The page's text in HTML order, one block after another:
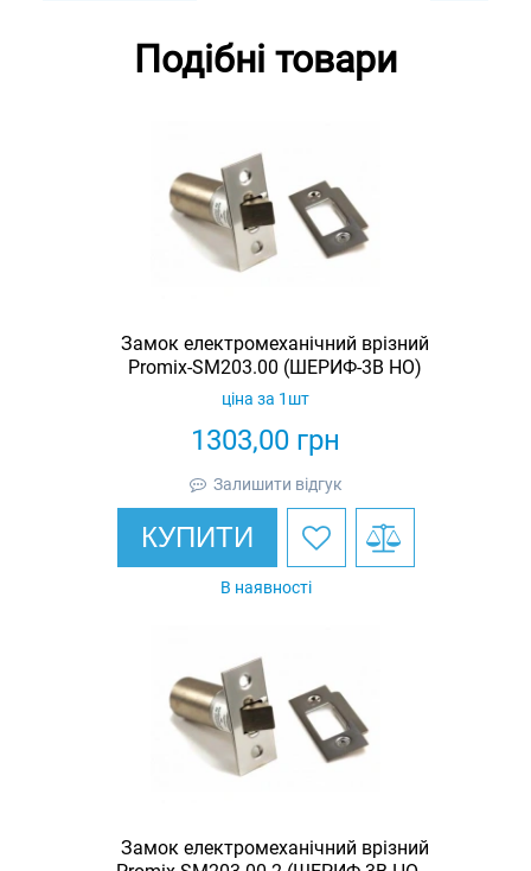
Подібні товари
Замок електромеханічний врізний
Promix-SM203.00 (ШЕРИФ-3В НО)
1303,00 грн
ціна за 1шт
Залишити відгук
КУПИТИ
В наявності
Замок електромеханічний врізний